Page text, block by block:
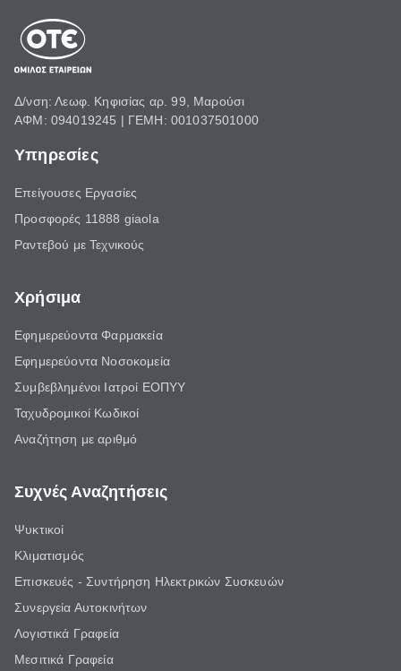
Δ/νση: Λεωφ. Κηφισίας αρ. 99, Μαρούσι
ΑΦΜ: 094019245 | ΓΕΜΗ: 001037501000
Υπηρεσίες
Επείγουσες Εργασίες
Προσφορές 11888 giaola
Ραντεβού με Τεχνικούς
Χρήσιμα
Εφημερεύοντα Φαρμακεία
Εφημερεύοντα Νοσοκομεία
Συμβεβλημένοι Ιατροί ΕΟΠΥΥ
Ταχυδρομικοί Κωδικοί
Αναζήτηση με αριθμό
Συχνές Αναζητήσεις
Ψυκτικοί
Κλιματισμός
Επισκευές - Συντήρηση Ηλεκτρικών Συσκευών
Συνεργεία Αυτοκινήτων
Λογιστικά Γραφεία
Μεσιτικά Γραφεία